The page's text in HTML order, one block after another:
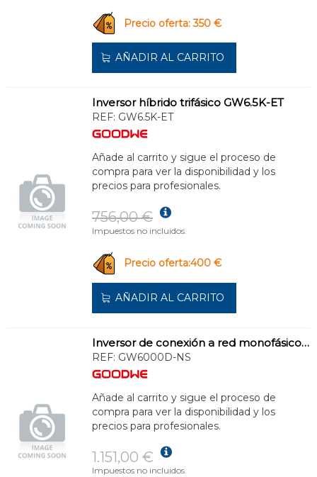
Precio oferta: 350 €
AÑADIR AL CARRITO
Inversor híbrido trifásico GW6.5K-ET
REF: GW6.5K-ET
Añade al carrito y sigue el proceso de
compra para ver la disponibilidad y los
precios para profesionales.
756,00 €
Impuestos no incluidos.
Precio oferta:400 €
AÑADIR AL CARRITO
Inversor de conexión a red monofásico GW6000D-NS
REF: GW6000D-NS
Añade al carrito y sigue el proceso de
compra para ver la disponibilidad y los
precios para profesionales.
1.151,00 €
Impuestos no incluidos.